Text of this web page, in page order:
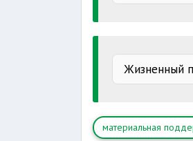
Жизненный
материальная